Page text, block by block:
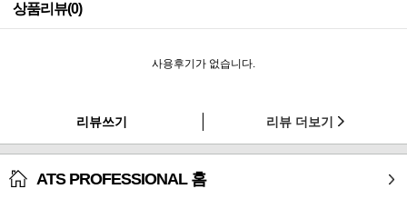
상품리뷰(0)
사용후기가 없습니다.
리뷰쓰기 리뷰 더보기
ATS PROFESSIONAL 홈